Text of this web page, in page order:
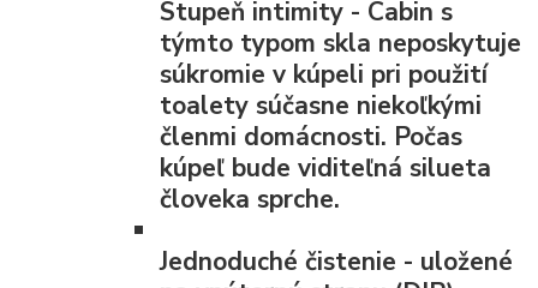
Stupeň intimity - Cabin s
týmto typom skla neposkytuje
súkromie v kúpeli pri použití
toalety súčasne niekoľkými
členmi domácnosti. Počas
kúpeľ bude viditeľná silueta
človeka sprche.
Jednoduché čistenie - uložené